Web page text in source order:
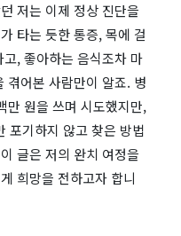
저는 이제 정상 진단을
타는 듯한 통증, 목에 걸
, 좋아하는 음식조차 마
겪어본 사람만이 알죠. 병
만 원을 쓰며 시도했지만,
포기하지 않고 찾은 방법
글은 저의 완치 여정을
희망을 전하고자 합니